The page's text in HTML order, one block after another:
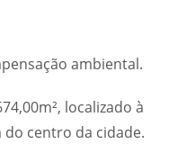
ambiental.
localizado à
centro da cidade.